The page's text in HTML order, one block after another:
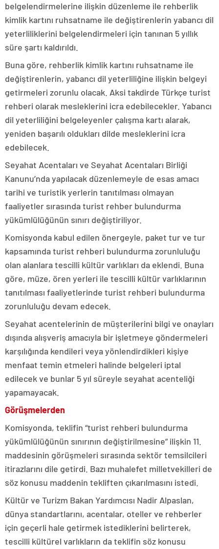
belgelendirmelerine ilişkin düzenleme ile rehberlik
kimlik kartını ruhsatname ile değiştirenlerin yabancı dil
yeterliliklerini belgelendirmeleri için tanınan 5 yıllık
süre şartı kaldırıldı.
Buna göre, rehberlik kimlik kartını ruhsatname ile
değiştirenlerin, yabancı dil yeterliliğine ilişkin belgeyi
getirmeleri zorunlu olacak. Aksi takdirde Türkçe turist
rehberi olarak mesleklerini icra edebilecekler. Yabancı
dil yeterliliğini belgeleyenler çalışma kartı alarak,
yeniden başarılı oldukları dilde mesleklerini icra
edebilecek.
Seyahat Acentaları ve Seyahat Acentaları Birliği
Kanunu’nda yapılacak düzenlemeyle de esas amacı
tarihi ve turistik yerlerin tanıtılması olmayan
faaliyetler sırasında turist rehber bulundurma
yükümlülüğünün sınırı değiştiriliyor.
Komisyonda kabul edilen önergeyle, paket tur ve tur
kapsamında turist rehberi bulundurma zorunluluğu
olan alanlara tescilli kültür varlıkları da eklendi. Buna
göre, müze, ören yerleri ile tescilli kültür varlıklarının
tanıtılması faaliyetlerinde turist rehberi bulundurma
zorunluluğu devam edecek.
Seyahat acentelerinin de müşterilerini bilgi ve onayları
dışında alışveriş amacıyla bir işletmeye göndermeleri
karşılığında kendileri veya yönlendirdikleri kişiye
menfaat temin etmeleri halinde belgeleri iptal
edilecek ve bunlar 5 yıl süreyle seyahat acenteliği
yapamayacak.
Görüşmelerden
Komisyonda, teklifin “turist rehberi bulundurma
yükümlülüğünün sınırının değiştirilmesine” ilişkin 11.
maddesinin görüşmeleri sırasında sektör temsilcileri
itirazlarını dile getirdi. Bazı muhalefet milletvekilleri de
söz konusu maddenin tekliften çıkarılmasını istedi.
Kültür ve Turizm Bakan Yardımcısı Nadir Alpaslan,
dünya standartlarını, acentalar, oteller ve rehberler
için geçerli hale getirmek istediklerini belirterek,
tescilli kültürel varlıkların da teklifin söz konusu